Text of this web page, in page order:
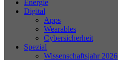
Energie
Digital
Apps
Wearables
Cybersicherheit
Spezial
Wissenschaftsjahr 2026